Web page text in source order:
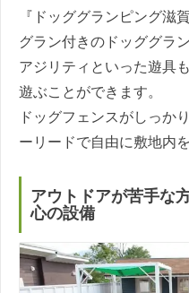
『ドッググランピング滋
グラン付きのドッググラ
アジリティといった遊具
遊ぶことができます。
ドッグフェンスがしっか
ーリードで自由に敷地内
アウトドアが苦手な
心の設備